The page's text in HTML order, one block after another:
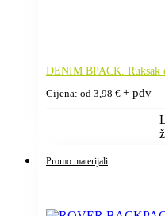
DENIM BPACK. Ruksak
Cijena: od 3,98 € + pdv
Promo materijali